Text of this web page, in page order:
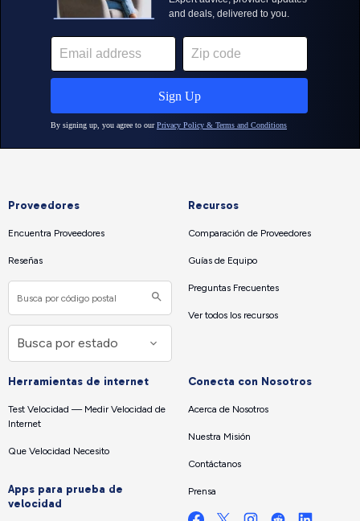
Proveedores
Encuentra Proveedores
Reseñas
Recursos
Comparación de Proveedores
Guías de Equipo
Preguntas Frecuentes
Ver todos los recursos
Herramientas de internet
Test Velocidad — Medir Velocidad de
Internet
Que Velocidad Necesito
Apps para prueba de
velocidad
Conecta con Nosotros
Acerca de Nosotros
Nuestra Misión
Contáctanos
Prensa